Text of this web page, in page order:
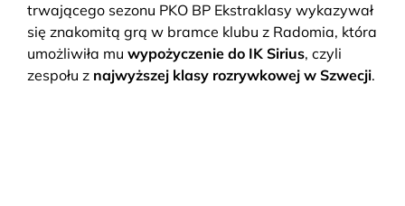
trwającego sezonu PKO BP Ekstraklasy wykazywał
się znakomitą grą w bramce klubu z Radomia, która
umożliwiła mu wypożyczenie do IK Sirius, czyli
zespołu z najwyższej klasy rozrywkowej w Szwecji.